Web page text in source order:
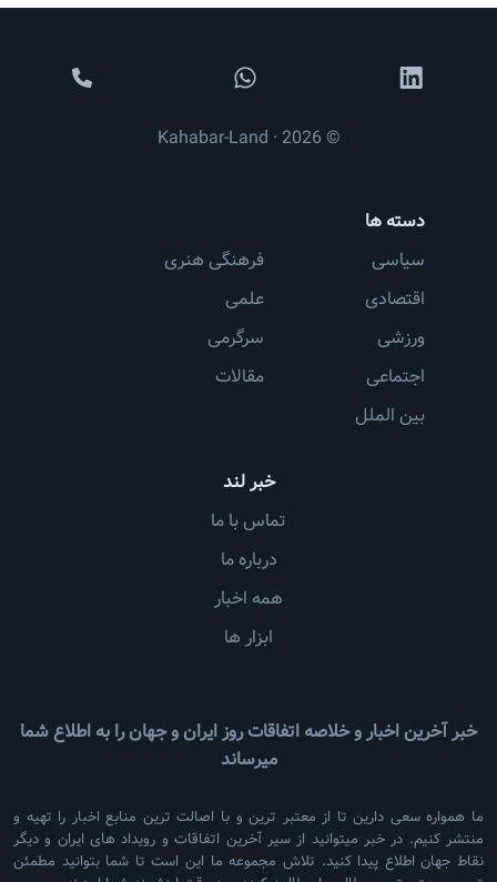
خبر آخرین اخبار و خلاصه اتفاقات روز ایران و جهان را به اطلاع شما
میرساند
ما همواره سعی دارین تا از معتبر ترین و با اصالت ترین منابع اخبار را تهیه و
منتشر کنیم. در خبر میتوانید از سیر آخرین اتفاقات و رویداد های ایران و دیگر
نقاط جهان اطلاع پیدا کنید. تلاش مجموعه ما این است تا شما بتوانید مطمئن
خبر لند
تماس با ما
درباره ما
همه اخبار
ابزار ها
دسته ها
سیاسی
اقتصادی
ورزشی
اجتماعی
بین الملل
فرهنگی هنری
علمی
سرگرمی
مقالات
© 2026 · Kahabar-Land